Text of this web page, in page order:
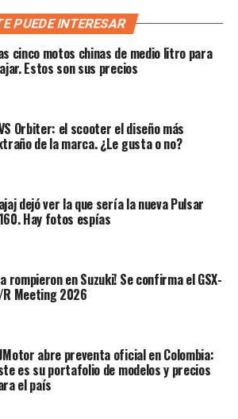
noticia, no tuvieron en cuenta a las
participan en ese dinero, hay unos
es que hoyhubo Junta directiva
ahí donde
PUEDE INTERESAR
cinco motos chinas de medio litro para
Estos son sus precios
Orbiter: el scooter el diseño más
de la marca. ¿Le gusta o no?
dejó ver la que sería la nueva Pulsar
Hay fotos espías
rompieron en Suzuki! Se confirma el GSX-
Meeting 2026
abre preventa oficial en Colombia:
es su portafolio de modelos y precios
el país